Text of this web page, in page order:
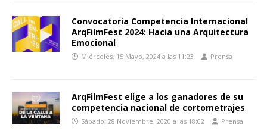
Convocatoria Competencia Internacional
ArqFilmFest 2024: Hacia una Arquitectura
Emocional
Miércoles, 15 Mayo, 2024 a las 11:23 Prensa
ArqFilmFest elige a los ganadores de su
competencia nacional de cortometrajes
Sábado, 28 Noviembre, 2020 a las 18:02 Prensa